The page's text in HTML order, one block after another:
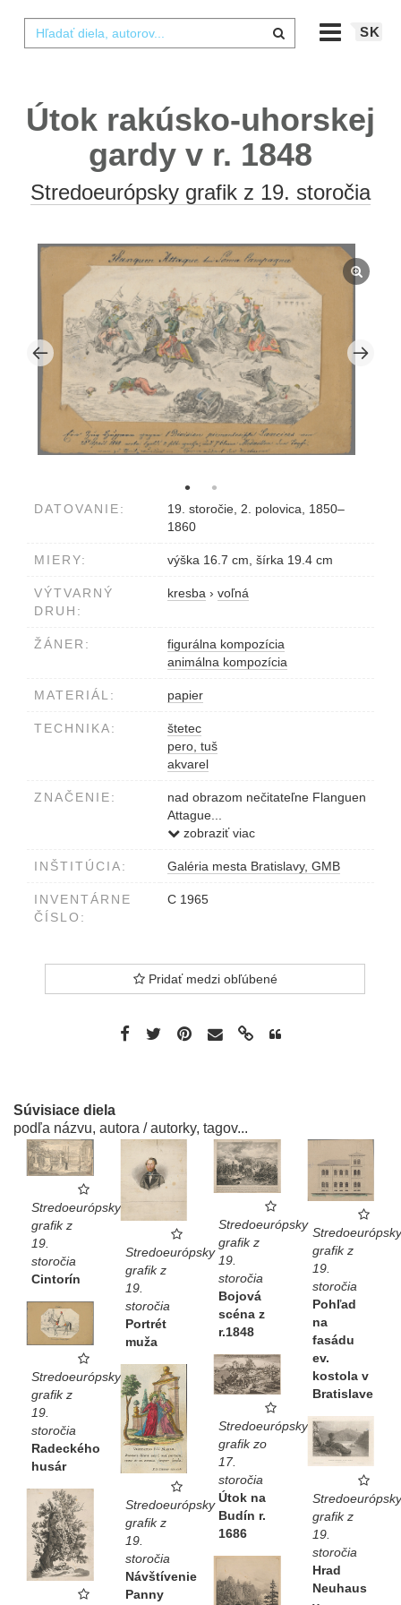
SK
Útok rakúsko-uhorskej
gardy v r. 1848
Stredoeurópsky grafik z 19. storočia
DATOVANIE:
19. storočie, 2. polovica, 1850–
1860
MIERY: výška 16.7 cm, šírka 19.4 cm
VÝTVARNÝ
DRUH:
kresba › voľná
ŽÁNER:
figurálna kompozícia
animálna kompozícia
MATERIÁL: papier
TECHNIKA:
štetec
pero, tuš
akvarel
ZNAČENIE:
nad obrazom nečitateľne Flanguen
Attague...
dole pod obrazom fin
zobraziť viac
INŠTITÚCIA: Galéria mesta Bratislavy, GMB
INVENTÁRNE
ČÍSLO:
C 1965
Pridať medzi obľúbené
Súvisiace diela
podľa názvu, autora / autorky, tagov...
Stredoeurópsky
grafik z
19.
storočia
Cintorín
Stredoeurópsky
grafik z
19.
storočia
Portrét
muža
Stredoeurópsky
grafik z
19.
storočia
Bojová
scéna z
r.1848
Stredoeurópsky
grafik z
19.
storočia
Pohľad
na
fasádu
ev.
kostola v
Bratislave
Stredoeurópsky
grafik z
19.
storočia
Radeckého
husár
Stredoeurópsky
grafik zo
17.
storočia
Útok na
Budín r.
1686
Stredoeurópsky
grafik z
19.
storočia
Návštívenie
Panny
Stredoeurópsky
grafik z
19.
storočia
Hrad
Neuhaus